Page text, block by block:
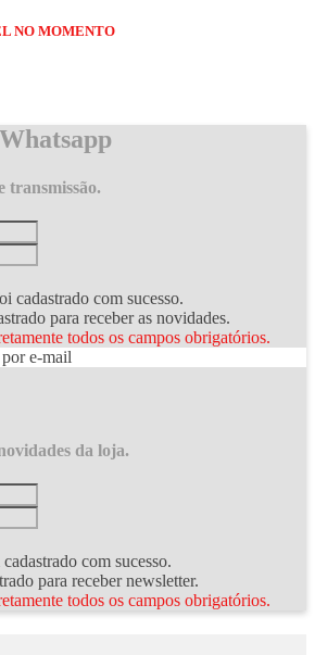
NO MOMENTO
transmissão.
cadastrado com sucesso.
para receber as novidades.
todos os campos obrigatórios.
da loja.
com sucesso.
para receber newsletter.
todos os campos obrigatórios.